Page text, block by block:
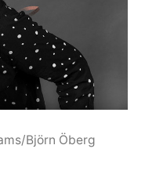
Björn Öberg